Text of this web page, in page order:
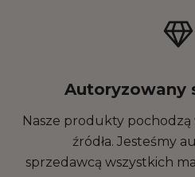
Autoryzowany
Nasze produkty pochodzą
źródła. Jesteśmy
sprzedawcą wszystkich